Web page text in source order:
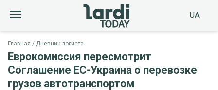
UA
Главная Дневник логиста
Еврокомиссия пересмотрит
Соглашение ЕС-Украина о перевозке
грузов автотранспортом